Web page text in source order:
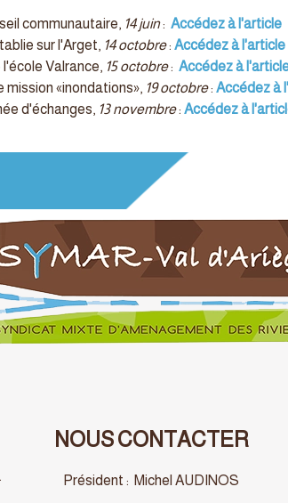
communautaire, 14 juin: Accédez à l'article
sur l'Arget, 14 octobre: Accédez à l'article
Valrance, 15 octobre: Accédez à
«inondations», 19 octobre: Accédez à
d'échanges, 13 novembre: Accédez à
NOUS CONTACTER
Président : Michel AUDINOS